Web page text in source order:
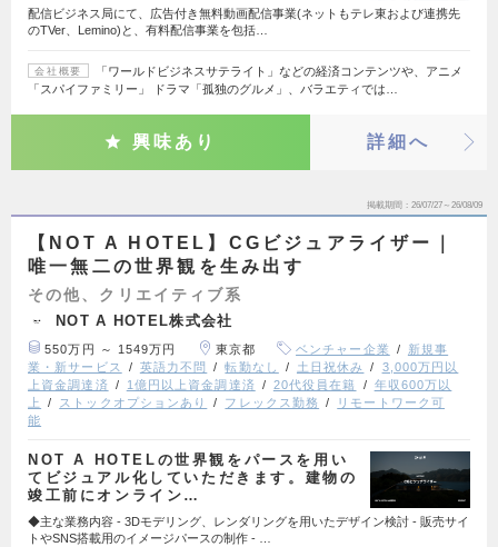
配信ビジネス局にて、広告付き無料動画配信事業(ネットもテレ東および連携先
のTVer、Lemino)と、有料配信事業を包括…
会社概要
「ワールドビジネスサテライト」などの経済コンテンツや、アニメ
「スパイファミリー」 ドラマ「孤独のグルメ」、バラエティでは…
興味あり 詳細へ
掲載期間 26/07/27～26/08/09
【NOT A HOTEL】CGビジュアライザー｜
唯一無二の世界観を生み出す
その他、クリエイティブ系
NOT A HOTEL株式会社
550万円 ～ 1549万円 東京都 ベンチャー企業
新規事
業・新サービス
英語力不問 転勤なし 土日祝休み
3,000万円以
上資金調達済
1億円以上資金調達済 20代役員在籍
年収600万以
上
ストックオプションあり フレックス勤務
リモートワーク可
能
NOT A HOTELの世界観をパースを用い
てビジュアル化していただきます。建物の
竣工前にオンライン…
◆主な業務内容 - 3Dモデリング、レンダリングを用いたデザイン検討 - 販売サイ
トやSNS搭載用のイメージパースの制作 - …